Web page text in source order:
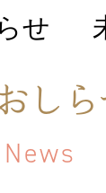
へ
せ
し
News